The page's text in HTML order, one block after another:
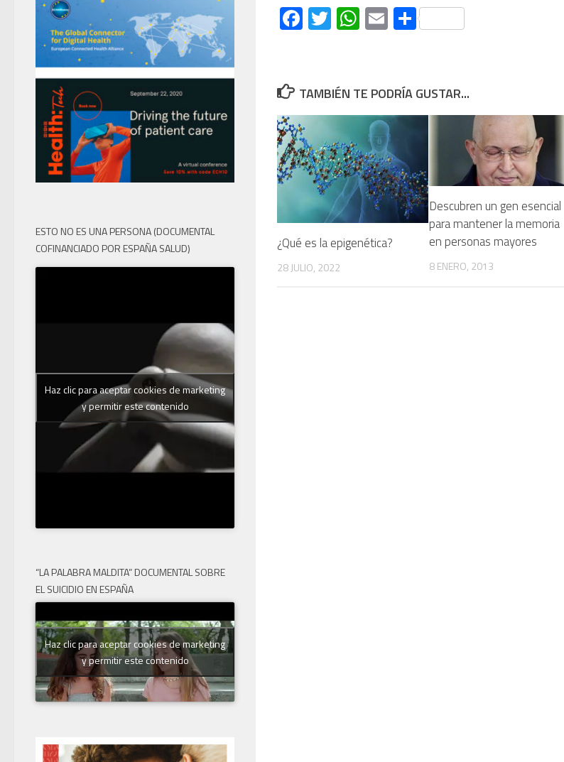
Facebook
Twitter
WhatsApp
EmailCompartir
TAMBIÉN TE PODRÍA GUSTAR...
¿Qué es la epigenética?
28 JULIO, 2022
Descubren un gen esencial
para mantener la memoria
en personas mayores
8 ENERO, 2013
ESTO NO ES UNA PERSONA (DOCUMENTAL
COFINANCIADO POR ESPAÑA SALUD)
Haz clic para aceptar cookies de marketing
y permitir este contenido
“LA PALABRA MALDITA” DOCUMENTAL SOBRE
EL SUICIDIO EN ESPAÑA
Haz clic para aceptar cookies de marketing
y permitir este contenido